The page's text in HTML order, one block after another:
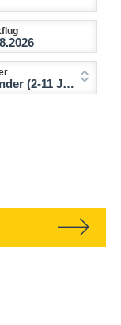
(2-11 Jahre)